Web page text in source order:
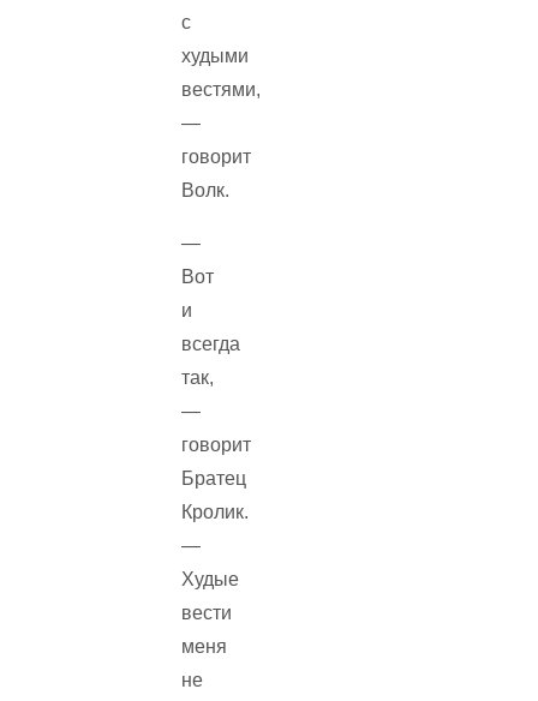
с
худыми
вестями,
—
говорит
Волк.
—
Вот
и
всегда
так,
—
говорит
Братец
Кролик.
—
Худые
вести
меня
не